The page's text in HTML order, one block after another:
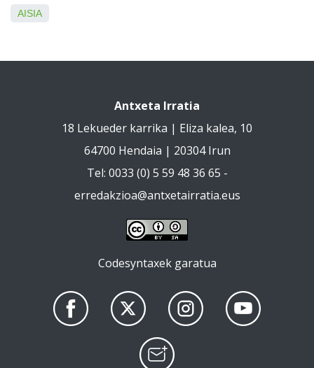
AISIA
Antxeta Irratia
18 Lekueder karrika | Eliza kalea, 10
64700 Hendaia | 20304 Irun
Tel: 0033 (0) 5 59 48 36 65 -
erredakzioa@antxetairratia.eus
Codesyntaxek garatua